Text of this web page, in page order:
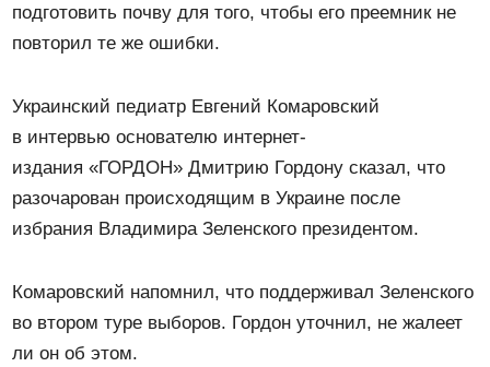
подготовить почву для того, чтобы его преемник не
повторил те же ошибки.
Украинский педиатр Евгений Комаровский
в интервью основателю интернет-
издания «ГОРДОН» Дмитрию Гордону сказал, что
разочарован происходящим в Украине после
избрания Владимира Зеленского президентом.
Комаровский напомнил, что поддерживал Зеленского
во втором туре выборов. Гордон уточнил, не жалеет
ли он об этом.